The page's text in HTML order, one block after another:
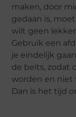
maken, door
gedaan is,
wilt geen
Gebruik een
je eindelijk
de beits, zodat
worden en niet
Dan is het tijd